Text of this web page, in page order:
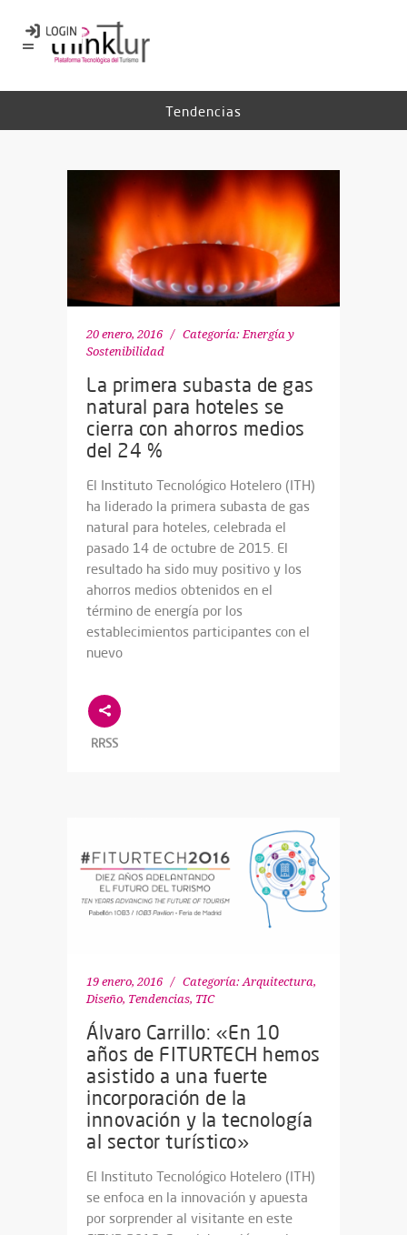
Tendencias
20 enero, 2016 Categoría: Energía y
Sostenibilidad
La primera subasta de gas
natural para hoteles se
cierra con ahorros medios
del 24 %
El Instituto Tecnológico Hotelero (ITH)
ha liderado la primera subasta de gas
natural para hoteles, celebrada el
pasado 14 de octubre de 2015. El
resultado ha sido muy positivo y los
ahorros medios obtenidos en el
término de energía por los
establecimientos participantes con el
nuevo
RRSS
19 enero, 2016 Categoría: Arquitectura,
Diseño, Tendencias, TIC
Álvaro Carrillo: «En 10
años de FITURTECH hemos
asistido a una fuerte
incorporación de la
innovación y la tecnología
al sector turístico»
El Instituto Tecnológico Hotelero (ITH)
se enfoca en la innovación y apuesta
por sorprender al visitante en este